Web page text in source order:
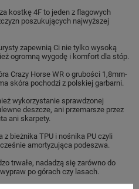
kostkę 4F to jeden z flagowych
poszukujących najwyższej
zapewnią Ci nie tylko wysoką
ogromną wygodę i komfort dla stóp.
Crazy Horse WR o grubości 1,8mm-
skóra pochodzi z polskiej garbarni.
wykorzystanie sprawdzonej
deszcze, ani przemarsze przez
ani skarpety.
bieżnika TPU i nośnika PU czyli
amortyzująca podeszwa.
trwałe, nadadzą się zarówno do
po górach czy lasach.